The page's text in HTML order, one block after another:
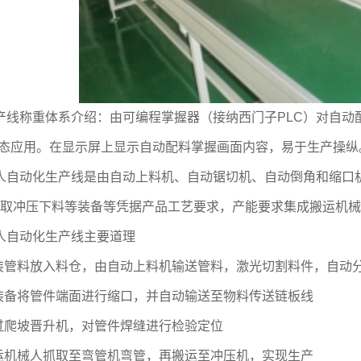
线称重体系介绍：由可编程掌握器（接纳西门子PLC）对自
应用。在显示屏上显示自动配料掌握画面内容，易于生产操纵
自动化生产线是由自动上料机、自动锯切机、自动倒角和缩
冲压下料等装备等凭据产品工艺要求，产能要求集成搬运机
自动化生产线主要道理
管料放入料仓，由自动上料机输送管料，激光切割料件，自动
备将管件端面进行缩口，并自动输送至物料传送链板线
爬坡晋升机，对管件焊缝进行检验定位
机械人抓取至弯管机弯管，再搬运至冲压机，实现生产